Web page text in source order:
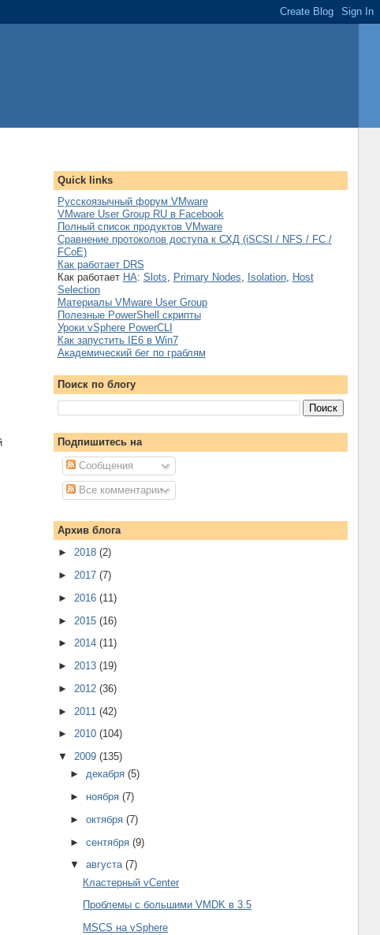
Quick links
Русскоязычный форум VMware
VMware User Group RU в Facebook
Полный список продуктов VMware
Сравнение протоколов доступа к СХД (iSCSI / NFS / FC /
FCoE)
Как работает DRS
Как работает HA: Slots Primary Nodes Isolation, Host
Selection
Материалы VMware User Group
Полезные PowerShell скрипты
Уроки vSphere PowerCLI
Как запустить IE6 в Win7
Академический бег по граблям
Поиск по блогу
Подпишитесь на
Сообщения
Все комментарии
Архив блога
► 2018 (2)
► 2017 (7)
► 2016 (11)
► 2015 (16)
► 2014 (11)
► 2013 (19)
► 2012 (36)
► 2011 (42)
► 2010 (104)
▼ 2009 (135)
►декабря(5)
► ноября(7)
►октября(7)
►сентября(9)
▼августа(7)
Кластерный vCenter
Проблемы с большими VMDK в 3.5
MSCS на vSphere